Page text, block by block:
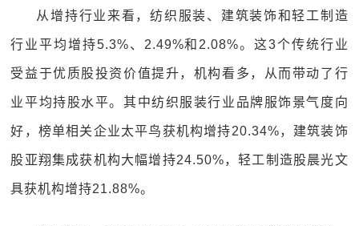
从增持行业来看，纺织服装、建筑装饰和轻工制造
行业平均增持5.3%、2.49%和2.08%。这3个传统行业
受益于优质股投资价值提升，机构看多，从而带动了行
业平均持股水平。其中纺织服装行业品牌服饰景气度向
好，榜单相关企业太平鸟获机构增持20.34%，建筑装饰
股亚翔集成获机构大幅增持24.50%，轻工制造股晨光文
具获机构增持21.88%。